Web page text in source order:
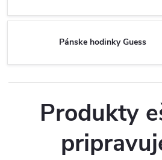
Pánske hodinky Guess
Produkty